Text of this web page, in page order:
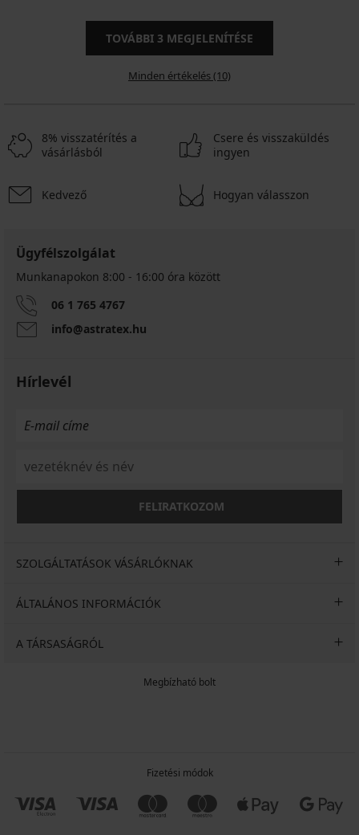
TOVÁBBI 3 MEGJELENÍTÉSE
Minden értékelés (10)
8% visszatérítés a
vásárlásból
Csere és visszaküldés
ingyen
Kedvező Hogyan válasszon
Ügyfélszolgálat
Munkanapokon 8:00 - 16:00 óra között
06 1 765 4767
info@astratex.hu
Hírlevél
FELIRATKOZOM
SZOLGÁLTATÁSOK VÁSÁRLÓKNAK
ÁLTALÁNOS INFORMÁCIÓK
A TÁRSASÁGRÓL
Megbízható bolt
Fizetési módok